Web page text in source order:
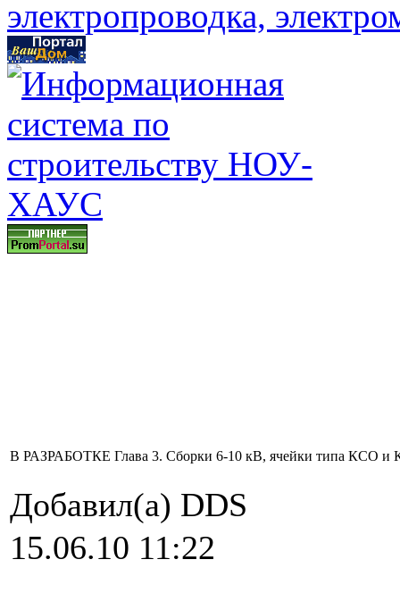
В РАЗРАБОТКЕ Глава 3. Сборки 6-10 кВ, ячейки типа КСО и
Добавил(а) DDS
15.06.10 11:22